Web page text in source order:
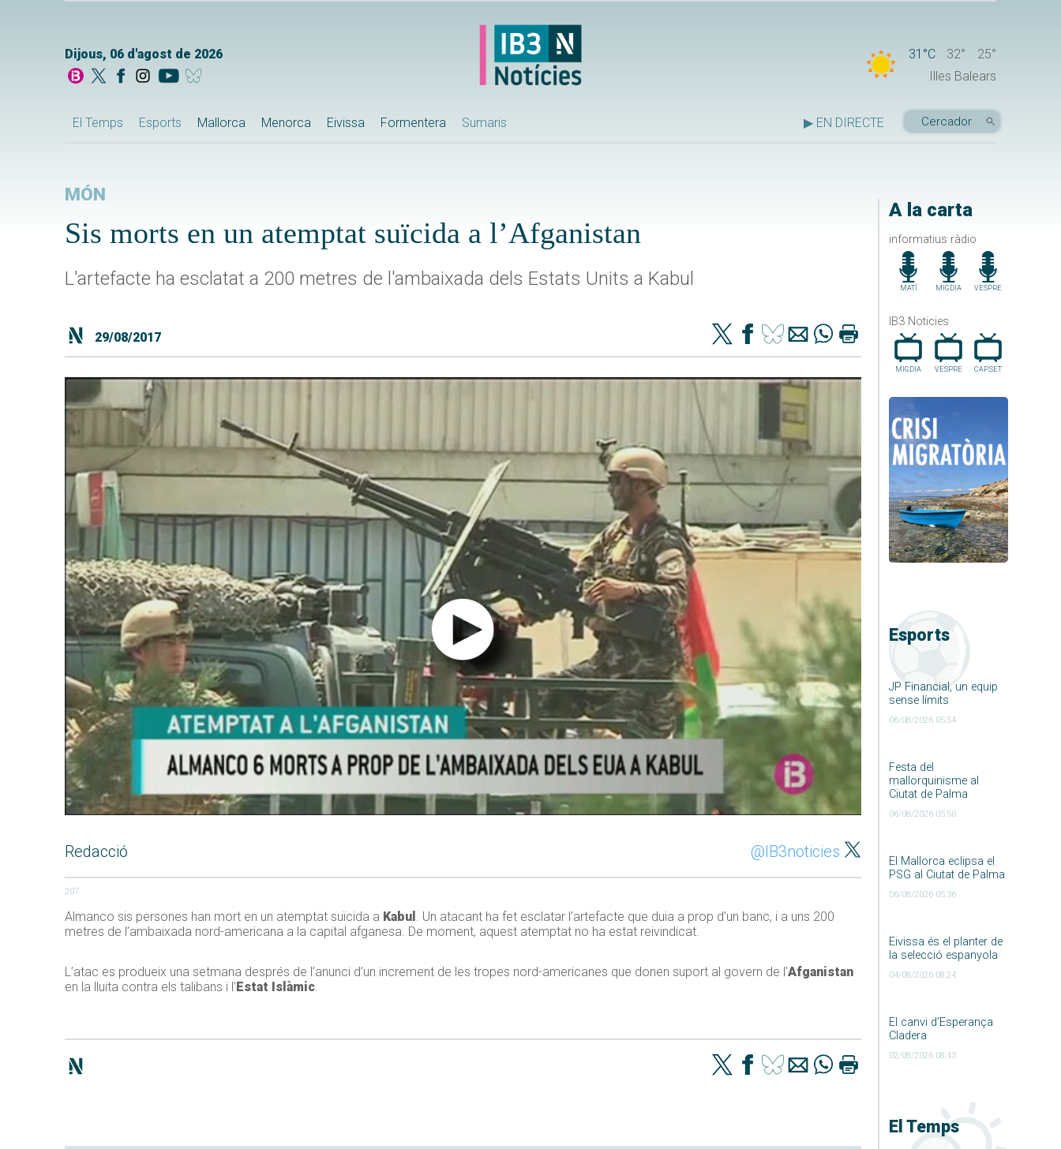
Dijous, 06 d'agost de 2026 31°C 32°
25°
Illes Balears
El Temps Esports Mallorca Menorca Eivissa Formentera Sumaris ▶ EN DIRECTE
A la carta
informatius ràdio
MATÍ MIGDIA VESPRE
IB3 Noticies
MIGDIA VESPRE CAP.SET
Esports
JP Financial, un equip
sense límits
06/08/2026 05:54
Festa del
mallorquinisme al
Ciutat de Palma
06/08/2026 05:50
El Mallorca eclipsa el
PSG al Ciutat de Palma
06/08/2026 05:36
Eivissa és el planter de
la selecció espanyola
04/08/2026 08:24
El canvi d’Esperança
Cladera
02/08/2026 08:43
El Temps
MÓN
Sis morts en un atemptat suïcida a l’Afganistan
L'artefacte ha esclatat a 200 metres de l'ambaixada dels Estats Units a Kabul
29/08/2017
Redacció @IB3noticies
207
Almanco sis persones han mort en un atemptat suïcida a Kabul . Un atacant ha fet esclatar l’artefacte que duia a prop d’un banc, i a uns 200
metres de l’ambaixada nord-americana a la capital afganesa. De moment, aquest atemptat no ha estat reivindicat.
L’atac es produeix una setmana després de l’anunci d’un increment de les tropes nord-americanes que donen suport al govern de l’Afganistan
en la lluita contra els talibans i l’Estat Islàmic.